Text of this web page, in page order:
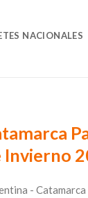
NACIONALES
Invierno
- Catamarca